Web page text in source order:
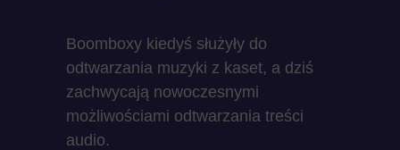
Boomboxy kiedyś służyły do
odtwarzania muzyki z kaset, a dziś
zachwycają nowoczesnymi
możliwościami odtwarzania treści
audio.